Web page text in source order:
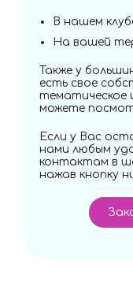
В нашем
На вашей
Также у
есть свое
тематическое
можете
Если у Вас
нами любым
контактам в
нажав кнопку